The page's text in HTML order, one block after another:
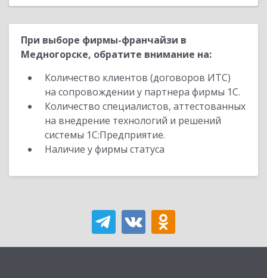
При выборе фирмы-франчайзи в
Медногорске, обратите внимание на:
Количество клиентов (договоров ИТС)
на сопровождении у партнера фирмы 1С.
Количество специалистов, аттестованных
на внедрение технологий и решений
системы 1С:Предприятие.
Наличие у фирмы статуса